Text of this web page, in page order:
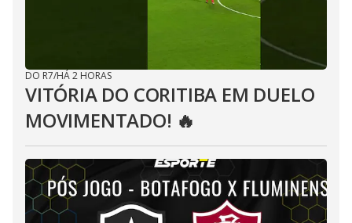
DO R7/HÁ 2 HORAS
VITÓRIA DO CORITIBA EM DUELO
MOVIMENTADO! 🔥